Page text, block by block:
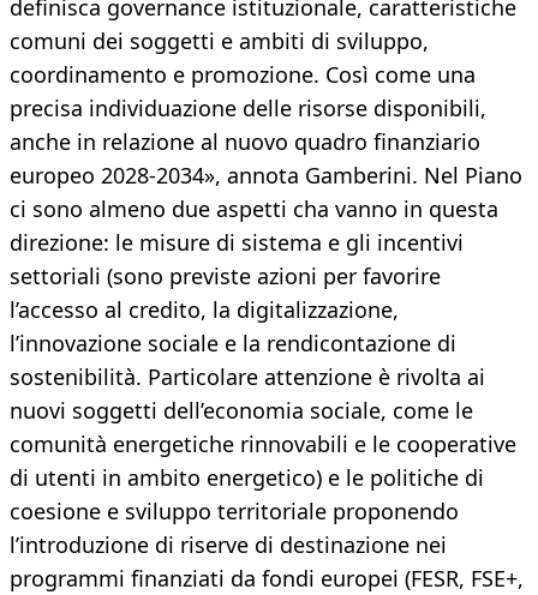
definisca governance istituzionale, caratteristiche
comuni dei soggetti e ambiti di sviluppo,
coordinamento e promozione. Così come una
precisa individuazione delle risorse disponibili,
anche in relazione al nuovo quadro finanziario
europeo 2028-2034», annota Gamberini. Nel Piano
ci sono almeno due aspetti cha vanno in questa
direzione: le misure di sistema e gli incentivi
settoriali (sono previste azioni per favorire
l’accesso al credito, la digitalizzazione,
l’innovazione sociale e la rendicontazione di
sostenibilità. Particolare attenzione è rivolta ai
nuovi soggetti dell’economia sociale, come le
comunità energetiche rinnovabili e le cooperative
di utenti in ambito energetico) e le politiche di
coesione e sviluppo territoriale proponendo
l’introduzione di riserve di destinazione nei
programmi finanziati da fondi europei (FESR, FSE+,